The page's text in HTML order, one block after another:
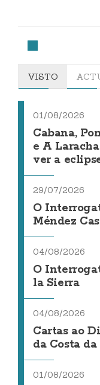
VISTO
01/08/2026
Cabana,
e A
ver a
29/07/2026
O
Méndez
04/08/2026
O
la Sierra
04/08/2026
Cartas ao
da Costa
01/08/2026